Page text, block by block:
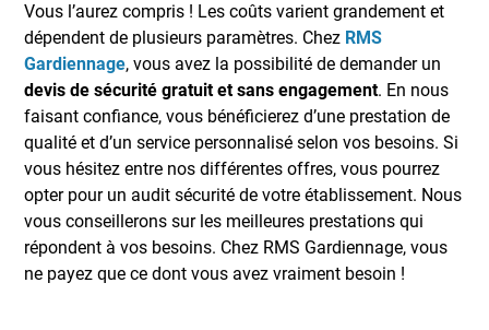
Vous l’aurez compris ! Les coûts varient grandement et
dépendent de plusieurs paramètres. Chez RMS
Gardiennage, vous avez la possibilité de demander un
devis de sécurité gratuit et sans engagement. En nous
faisant confiance, vous bénéficierez d’une prestation de
qualité et d’un service personnalisé selon vos besoins. Si
vous hésitez entre nos différentes offres, vous pourrez
opter pour un audit sécurité de votre établissement. Nous
vous conseillerons sur les meilleures prestations qui
répondent à vos besoins. Chez RMS Gardiennage, vous
ne payez que ce dont vous avez vraiment besoin !